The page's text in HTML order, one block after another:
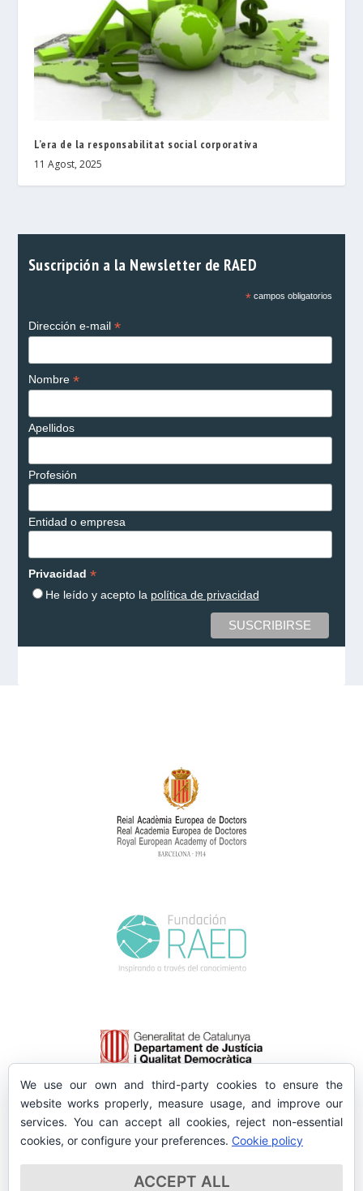
L’era de la responsabilitat social corporativa
11 Agost, 2025
Suscripción a la Newsletter de RAED
*campos obligatorios
Dirección e-mail *
Nombre *
Apellidos
Profesión
Entidad o empresa
Privacidad *
He leído y acepto la política de privacidad
We use our own and third-party cookies to ensure the
website works properly, measure usage, and improve our
services. You can accept all cookies, reject non-essential
cookies, or configure your preferences. Cookie policy
ACCEPT ALL